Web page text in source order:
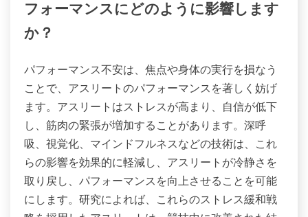
フォーマンスにどのように影響します
か？
パフォーマンス不安は、焦点や身体の実行を損なう
ことで、アスリートのパフォーマンスを著しく妨げ
ます。アスリートはストレスが高まり、自信が低下
し、筋肉の緊張が増加することがあります。深呼
吸、視覚化、マインドフルネスなどの技術は、これ
らの影響を効果的に軽減し、アスリートが冷静さを
取り戻し、パフォーマンスを向上させることを可能
にします。研究によれば、これらのストレス緩和戦